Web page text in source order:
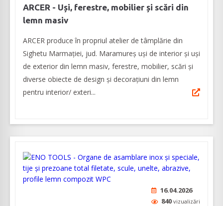
ARCER - Uși, ferestre, mobilier și scări din
lemn masiv
ARCER produce în propriul atelier de tâmplărie din
Sighetu Marmației, jud. Maramureș uși de interior și uși
de exterior din lemn masiv, ferestre, mobilier, scări și
diverse obiecte de design și decorațiuni din lemn
pentru interior/ exteri...
16.04.2026
840 vizualizări